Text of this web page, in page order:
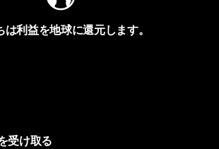
は利益を地球に還元します。
受け取る